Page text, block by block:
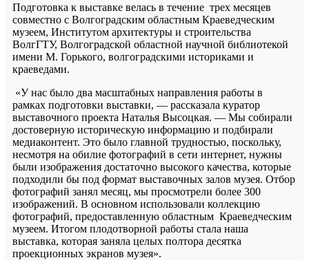
Подготовка к выставке велась в течение трех месяцев
совместно с Волгоградским областным Краеведческим
музеем, Институтом архитектуры и строительства
ВолгГТУ, Волгоградской областной научной библиотекой
имени М. Горького, волгоградскими историками и
краеведами.
«У нас было два масштабных направления работы в
рамках подготовки выставки, — рассказала куратор
выставочного проекта Наталья Высоцкая. — Мы собирали
достоверную историческую информацию и подбирали
медиаконтент. Это было главной трудностью, поскольку,
несмотря на обилие фотографий в сети интернет, нужны
были изображения достаточно высокого качества, которые
подходили бы под формат выставочных залов музея. Отбор
фотографий занял месяц, мы просмотрели более 300
изображений. В основном использовали коллекцию
фотографий, предоставленную областным Краеведческим
музеем. Итогом плодотворной работы стала наша
выставка, которая заняла целых полтора десятка
проекционных экранов музея».